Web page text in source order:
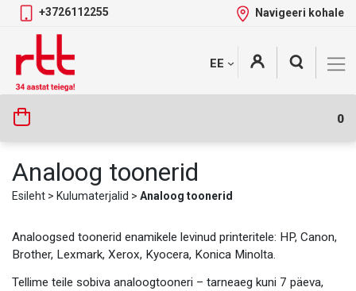
Skip
content
+3726112255 Navigeeri kohale
EE
0
Tootekategooriad +
Analoog toonerid
Esileht > Kulumaterjalid > Analoog toonerid
Analoogsed toonerid enamikele levinud printeritele: HP, Canon,
Brother, Lexmark, Xerox, Kyocera, Konica Minolta.
Tellime teile sobiva analoogtooneri – tarneaeg kuni 7 päeva,